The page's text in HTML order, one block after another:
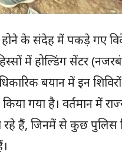
होने के संदेह में पकड़े गए
में होल्डिंग सेंटर
बयान में इन
गया है। वर्तमान में
रहे हैं, जिनमें से कुछ पुलिस